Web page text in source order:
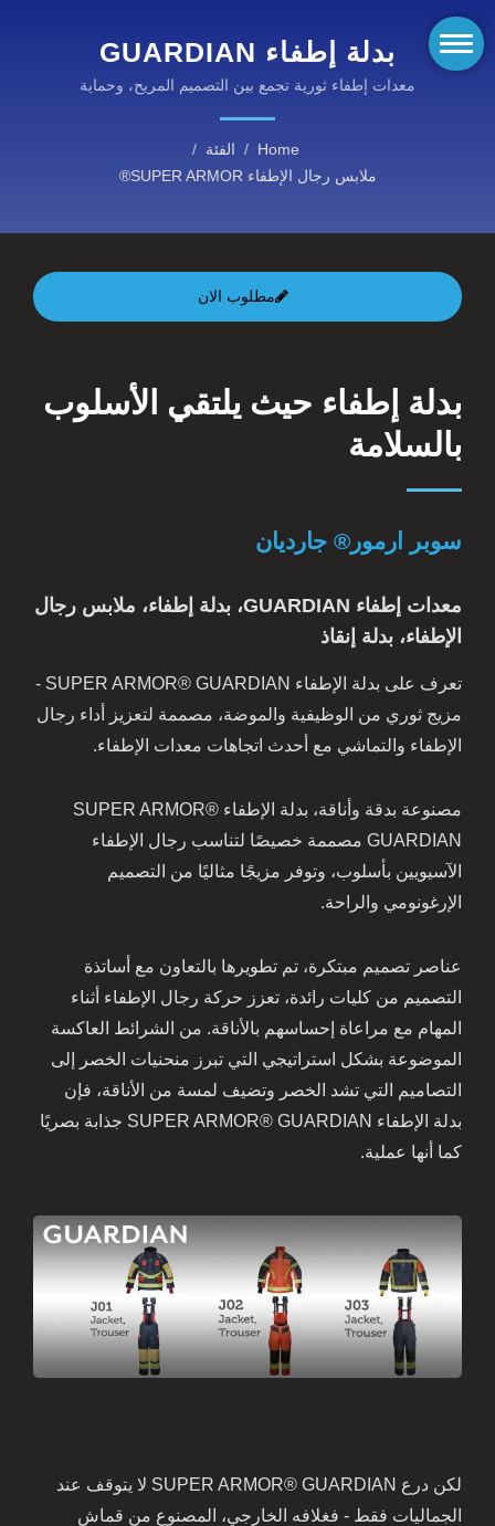
بدلة إطفاء GUARDIAN
المعتمدة من EN469 مع
سلامة مضيئة.
معدات إطفاء ثورية تجمع بين التصميم المريح، وحماية
Home
/ الفئة /
ملابس رجال الإطفاء SUPER ARMOR®
مطلوب الان
بدلة إطفاء حيث يلتقي الأسلوب
بالسلامة
سوبر ارمور® جارديان
معدات إطفاء GUARDIAN، بدلة إطفاء، ملابس رجال
الإطفاء، بدلة إنقاذ
تعرف على بدلة الإطفاء SUPER ARMOR® GUARDIAN -
مزيج ثوري من الوظيفية والموضة، مصممة لتعزيز أداء رجال
الإطفاء والتماشي مع أحدث اتجاهات معدات الإطفاء.
مصنوعة بدقة وأناقة، بدلة الإطفاء SUPER ARMOR®
GUARDIAN مصممة خصيصًا لتناسب رجال الإطفاء
الآسيويين بأسلوب، وتوفر مزيجًا مثاليًا من التصميم
الإرغونومي والراحة.
عناصر تصميم مبتكرة، تم تطويرها بالتعاون مع أساتذة
التصميم من كليات رائدة، تعزز حركة رجال الإطفاء أثناء
المهام مع مراعاة إحساسهم بالأناقة. من الشرائط العاكسة
الموضوعة بشكل استراتيجي التي تبرز منحنيات الخصر إلى
التصاميم التي تشد الخصر وتضيف لمسة من الأناقة، فإن
بدلة الإطفاء SUPER ARMOR® GUARDIAN جذابة بصريًا
كما أنها عملية.
لكن درع SUPER ARMOR® GUARDIAN لا يتوقف عند
الجماليات فقط - فغلافه الخارجي، المصنوع من قماش